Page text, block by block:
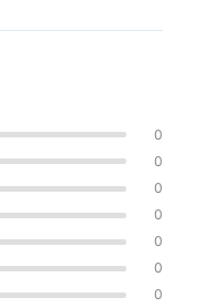
0
0
0
0
0
0
0